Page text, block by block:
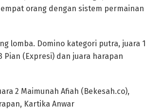
orang dengan sistem permainan
lomba. Domino kategori putra, juara 1
Pian (Expresi) dan juara harapan
2 Maimunah Afiah (Bekesah.co),
Kartika Anwar